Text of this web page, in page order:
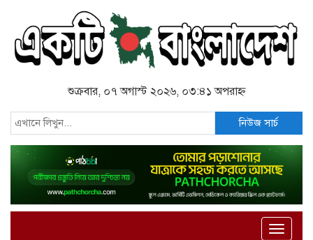
শুক্রবার, ০৭ অগাস্ট ২০২৬, ০৩:৪১ অপরাহ্ন
নিউজ সার্চ
Toggle